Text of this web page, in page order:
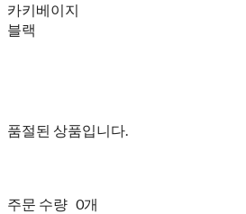
카키베이지
블랙
품절된 상품입니다.
주문 수량 0개